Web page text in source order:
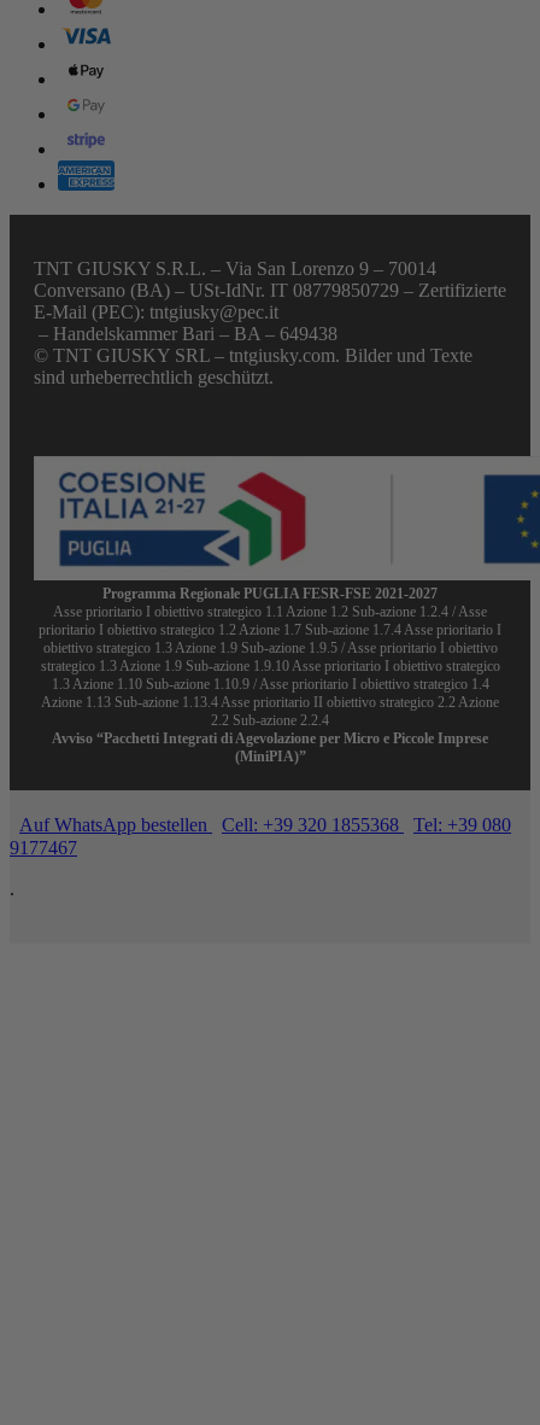
TNT GIUSKY S.R.L. – Via San Lorenzo 9 – 70014
Conversano (BA) – USt-IdNr. IT 08779850729 – Zertifizierte
E-Mail (PEC): tntgiusky@pec.it
– Handelskammer Bari – BA – 649438
© TNT GIUSKY SRL – tntgiusky.com. Bilder und Texte
sind urheberrechtlich geschützt.
Programma Regionale PUGLIA FESR-FSE 2021-2027
Asse prioritario I obiettivo strategico 1.1 Azione 1.2 Sub-azione 1.2.4 / Asse
prioritario I obiettivo strategico 1.2 Azione 1.7 Sub-azione 1.7.4 Asse prioritario I
obiettivo strategico 1.3 Azione 1.9 Sub-azione 1.9.5 / Asse prioritario I obiettivo
strategico 1.3 Azione 1.9 Sub-azione 1.9.10 Asse prioritario I obiettivo strategico
1.3 Azione 1.10 Sub-azione 1.10.9 / Asse prioritario I obiettivo strategico 1.4
Azione 1.13 Sub-azione 1.13.4 Asse prioritario II obiettivo strategico 2.2 Azione
2.2 Sub-azione 2.2.4
Avviso “Pacchetti Integrati di Agevolazione per Micro e Piccole Imprese
(MiniPIA)”
Auf WhatsApp bestellen Cell: +39 320 1855368
Tel: +39 080
9177467
.